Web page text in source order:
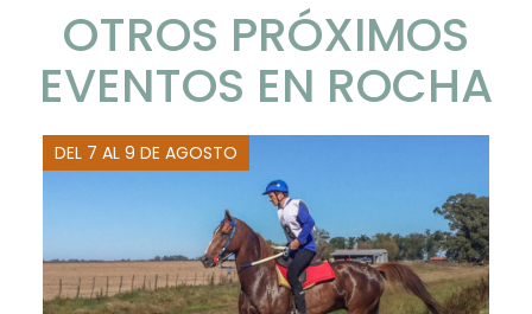
OTROS PRÓXIMOS
EVENTOS EN ROCHA
DEL 7 AL 9 DE AGOSTO